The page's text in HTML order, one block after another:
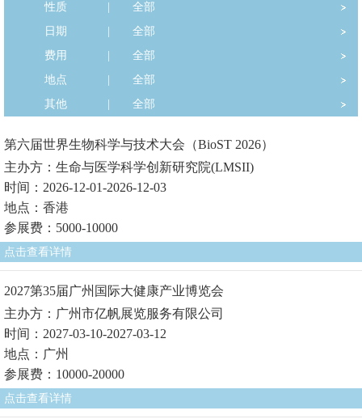
性质
全部
日期
全部
费用
全部
地点
全部
其他
全部
第六届世界生物科学与技术大会（BioST 2026）
主办方：生命与医学科学创新研究院(LMSII)
时间：2026-12-01-2026-12-03
地点：香港
参展费：5000-10000
点击查看详情
2027第35届广州国际大健康产业博览会
主办方：广州市亿帆展览服务有限公司
时间：2027-03-10-2027-03-12
地点：广州
参展费：10000-20000
点击查看详情